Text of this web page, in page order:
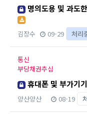
명의도용 및 과도
김장수 09-29 처리
통신
부당채권추심
휴대폰 및 부가기
양산양산 08-19